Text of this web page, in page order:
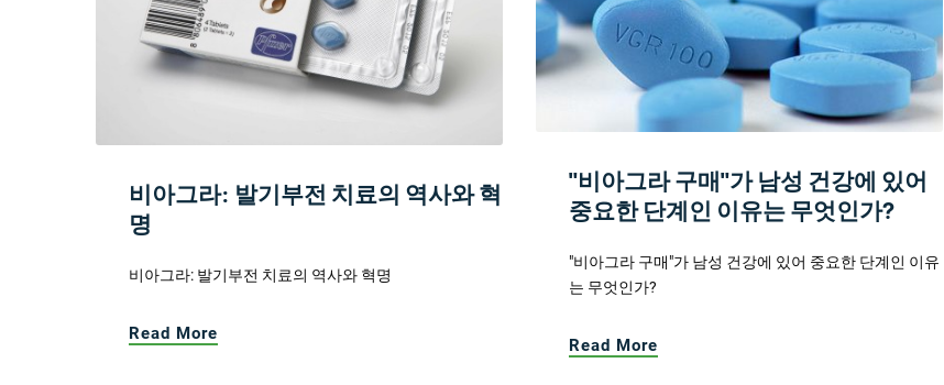
비아그라: 발기부전 치료의 역사와 혁
명
비아그라: 발기부전 치료의 역사와 혁명
Read More
"비아그라 구매"가 남성 건강에 있어
중요한 단계인 이유는 무엇인가?
"비아그라 구매"가 남성 건강에 있어 중요한 단계인 이유
는 무엇인가?
Read More